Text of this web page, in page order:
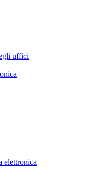
uffici
elettronica